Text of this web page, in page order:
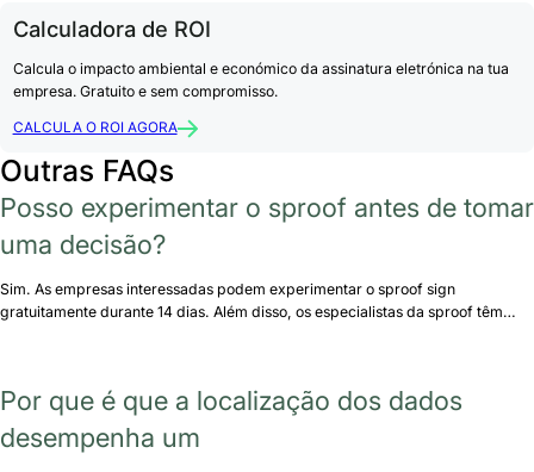
Calculadora de ROI
Calcula o impacto ambiental e económico da assinatura eletrónica na tua
empresa. Gratuito e sem compromisso.
CALCULA O ROI AGORA
Outras FAQs
Posso experimentar o sproof antes de tomar
uma decisão?
Sim. As empresas interessadas podem experimentar o sproof sign
gratuitamente durante 14 dias. Além disso, os especialistas da sproof têm…
Por que é que a localização dos dados
desempenha um